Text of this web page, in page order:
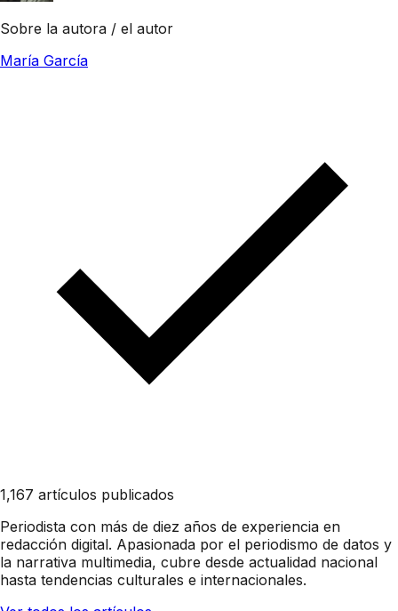
Sobre la autora / el autor
María García
1,167 artículos publicados
Periodista con más de diez años de experiencia en
redacción digital. Apasionada por el periodismo de datos y
la narrativa multimedia, cubre desde actualidad nacional
hasta tendencias culturales e internacionales.